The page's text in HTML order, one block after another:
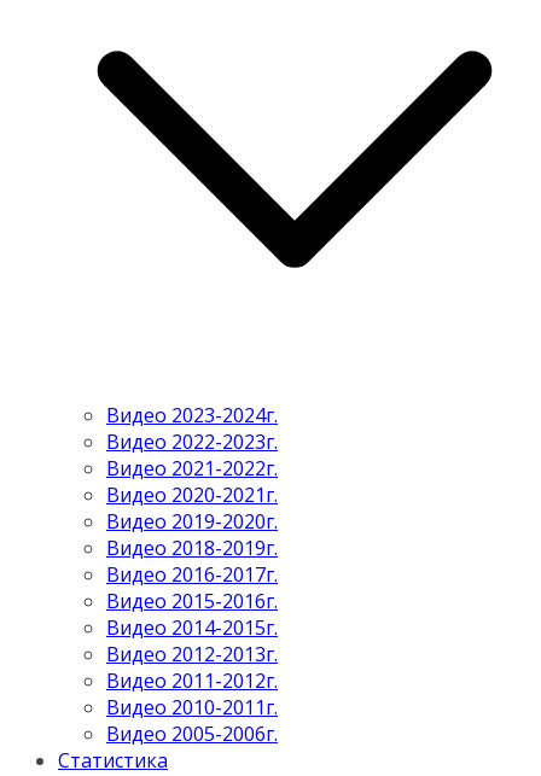
Видео 2023-2024г.
Видео 2022-2023г.
Видео 2021-2022г.
Видео 2020-2021г.
Видео 2019-2020г.
Видео 2018-2019г.
Видео 2016-2017г.
Видео 2015-2016г.
Видео 2014-2015г.
Видео 2012-2013г.
Видео 2011-2012г.
Видео 2010-2011г.
Видео 2005-2006г.
Статистика